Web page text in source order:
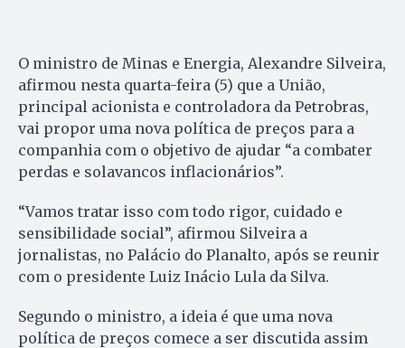
O ministro de Minas e Energia, Alexandre Silveira,
afirmou nesta quarta-feira (5) que a União,
principal acionista e controladora da Petrobras,
vai propor uma nova política de preços para a
companhia com o objetivo de ajudar “a combater
perdas e solavancos inflacionários”.
“Vamos tratar isso com todo rigor, cuidado e
sensibilidade social”, afirmou Silveira a
jornalistas, no Palácio do Planalto, após se reunir
com o presidente Luiz Inácio Lula da Silva.
Segundo o ministro, a ideia é que uma nova
política de preços comece a ser discutida assim